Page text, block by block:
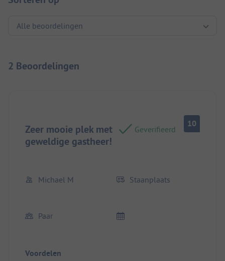
2 Beoordelingen
Zeer mooie plek met
geweldige gastheer!
Geverifieerd
10
Michael M Staanplaats
Paar
Voordelen